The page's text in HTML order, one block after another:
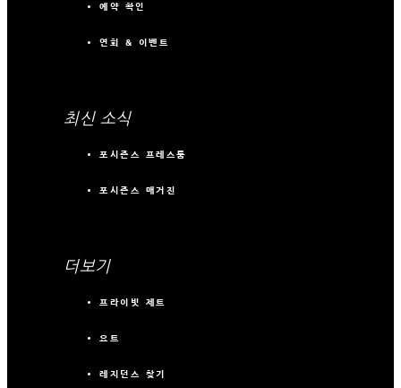
예약 확인
연회 & 이벤트
최신 소식
포시즌스 프레스룸
포시즌스 매거진
더보기
프라이빗 제트
요트
레지던스 찾기